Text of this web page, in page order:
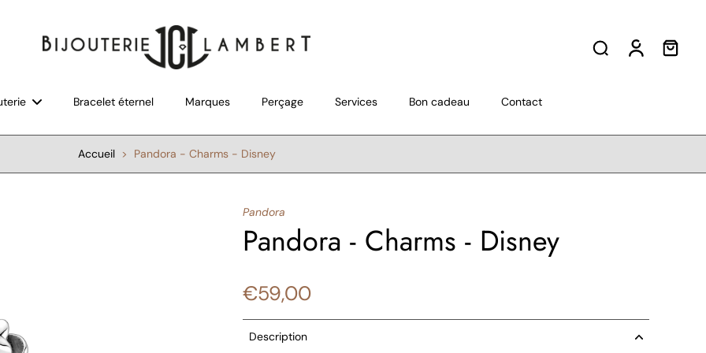
Bracelet éternel Marques Perçage Services Bon cadeau Contact
Accueil > Pandora - Charms - Disney
Pandora
Pandora - Charms - Disney
€59,00
Description